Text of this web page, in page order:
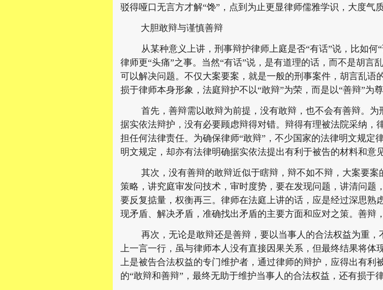
驳得哑口无言方才解“馋”，点到为止更显律师儒雅学识，大度气
大胆敢辩与谨慎善辩
从某种意义上讲，刑事辩护律师上庭是否“有话”说，比如何“
律师更“头痛”之事。当然“有话”说，是有道理的话，而不是胡言
可以解决问题。不仅大案要案，就是一般的刑事案件，胡言乱语
损于律师本身形象，法庭辩护不以“敢辩”为荣，而是以“善辩”为尊
首先，善辩需以敢辩为前提，没有敢辩，也不会有善辩。为
据实依法辩护，没有必要顾虑辩得对错。辩得有理被法院采纳，
担任何法律责任。为确保律师“敢辩”，不少国家的法律明文规定
明文规定，却亦有法律明确据实依法提出有利于被告的材料和意
其次，没有善辩的敢辩近似于瞎辩，辩不如不辩，大案要案
策略，讲究庭审发问技术，审时度势，要在发现问题，讲清问题
要反复掂量，权衡再三。律师在法庭上讲的话，应是经过深思熟
现矛盾、解决矛盾，准确找出矛盾的主要方面和应对之策。善辩
再次，无论是敢辩还是善辩，要以当事人的合法权益为重，
上一言一行，虽与律师本人没有直接因果关系，但最终结果将体
上是被告合法权益的专门维护者，通过律师的辩护，应得出有利
的“敢辩和善辩”，最终无助于维护当事人的合法权益，还有损于